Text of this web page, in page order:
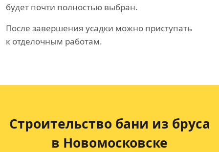
будет почти полностью выбран.
После завершения усадки можно приступать
к отделочным работам.
Строительство бани из бруса
в Новомосковске